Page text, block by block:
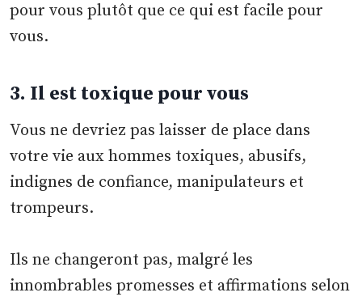
pour vous plutôt que ce qui est facile pour
vous.
3. Il est toxique pour vous
Vous ne devriez pas laisser de place dans
votre vie aux hommes toxiques, abusifs,
indignes de confiance, manipulateurs et
trompeurs.
Ils ne changeront pas, malgré les
innombrables promesses et affirmations selon